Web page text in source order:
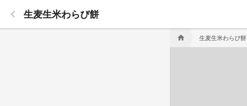
home 生麦生米わらび餅
keyboard_arrow_left 生麦生米わらび餅